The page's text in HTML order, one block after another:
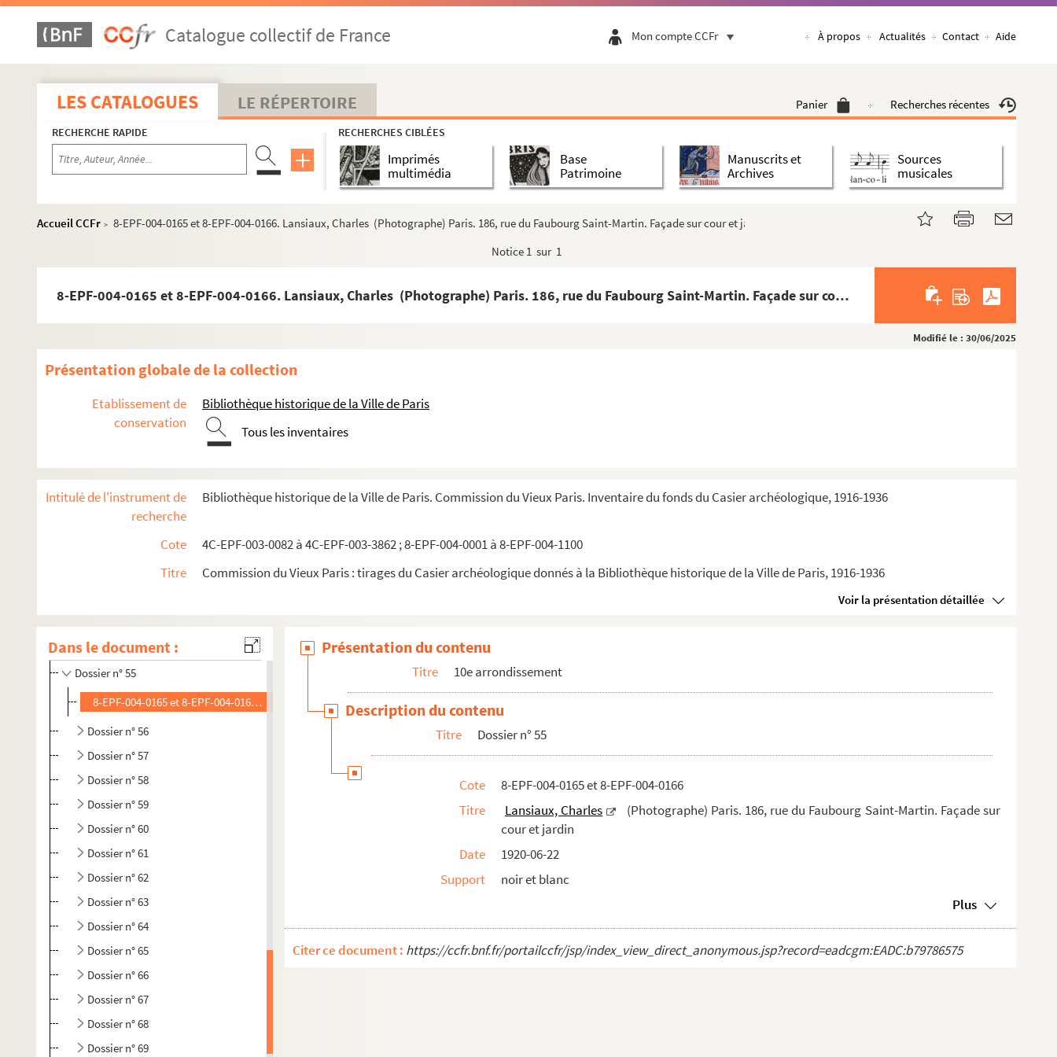
Catalogue collectif de France Mon compte CCFr À propos Actualités Contact Aide
LES CATALOGUES LE RÉPERTOIRE Panier Recherches récentes
RECHERCHE RAPIDE RECHERCHES CIBLÉES
Imprimés
multimédia
Base
Patrimoine
Manuscrits et
Archives
Sources
musicales
Accueil CCFr > 8-EPF-004-0165 et 8-EPF-004-0166. Lansiaux, Charles (Photographe) Paris. 186, rue du Faubourg Saint-Martin. Façade sur cour et jardin
Notice 1 sur 1
8-EPF-004-0165 et 8-EPF-004-0166. Lansiaux, Charles (Photographe) Paris. 186, rue du Faubourg Saint-Martin. Façade sur cour et jardin
Modifié le : 30/06/2025
Présentation globale de la collection
Etablissement de
conservation
Bibliothèque historique de la Ville de Paris
Tous les inventaires
Intitulé de l'instrument de
recherche
Bibliothèque historique de la Ville de Paris. Commission du Vieux Paris. Inventaire du fonds du Casier archéologique, 1916-1936
Cote
4C-EPF-003-0082 à 4C-EPF-003-3862 ; 8-EPF-004-0001 à 8-EPF-004-1100
Titre
Commission du Vieux Paris : tirages du Casier archéologique donnés à la Bibliothèque historique de la Ville de Paris, 1916-1936
Voir la présentation détaillée
Dans le document :
Dossier n° 29
Dossier n° 30
Dossier n° 31
Dossier n° 32
Dossier n° 33
Dossier n° 34
Dossier n° 43
Dossier n° 44
Dossier n° 45
Dossier n° 47
Dossier n° 48
Dossier n° 53
Dossier n° 54
Dossier n° 55
8-EPF-004-0165 et 8-EPF-004-0166. Lansiaux, Charles (Photographe) Paris. 186, rue du Faubourg Saint-Martin. Façade sur cour et jardin
Dossier n° 56
Dossier n° 57
Dossier n° 58
Dossier n° 59
Dossier n° 60
Dossier n° 61
Dossier n° 62
Dossier n° 63
Dossier n° 64
Dossier n° 65
Dossier n° 66
Dossier n° 67
Dossier n° 68
Dossier n° 69
Présentation du contenu
Titre 10e arrondissement
Description du contenu
Titre Dossier n° 55
Cote
8-EPF-004-0165 et 8-EPF-004-0166
Titre
Lansiaux, Charles
(Photographe) Paris. 186, rue du Faubourg Saint-Martin. Façade sur
cour et jardin
Date
1920-06-22
Support
noir et blanc
Plus
Citer ce document : https://ccfr.bnf.fr/portailccfr/jsp/index_view_direct_anonymous.jsp?record=eadcgm:EADC:b79786575